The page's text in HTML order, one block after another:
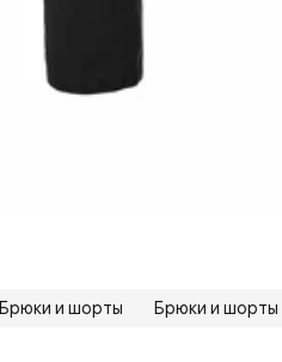
Брюки и шорты Брюки и шорты